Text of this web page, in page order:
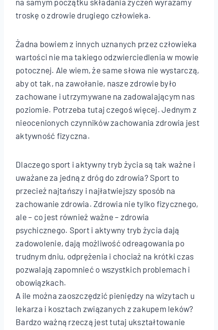
na samym początku składania życzeń wyrażamy
troskę o zdrowie drugiego człowieka.
Żadna bowiem z innych uznanych przez człowieka
wartości nie ma takiego odzwierciedlenia w mowie
potocznej. Ale wiem, że same słowa nie wystarczą,
aby ot tak, na zawołanie, nasze zdrowie było
zachowane i utrzymywane na zadowalającym nas
poziomie. Potrzeba tutaj czegoś więcej. Jednym z
nieocenionych czynników zachowania zdrowia jest
aktywność fizyczna.
Dlaczego sport i aktywny tryb życia są tak ważne i
uważane za jedną z dróg do zdrowia? Sport to
przecież najtańszy i najłatwiejszy sposób na
zachowanie zdrowia. Zdrowia nie tylko fizycznego,
ale – co jest również ważne – zdrowia
psychicznego. Sport i aktywny tryb życia dają
zadowolenie, dają możliwość odreagowania po
trudnym dniu, odprężenia i chociaż na krótki czas
pozwalają zapomnieć o wszystkich problemach i
obowiązkach.
A ile można zaoszczędzić pieniędzy na wizytach u
lekarza i kosztach związanych z zakupem leków?
Bardzo ważną rzeczą jest tutaj ukształtowanie